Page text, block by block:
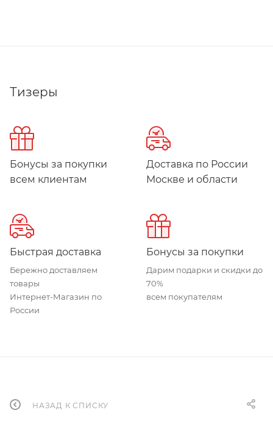
Тизеры
Бонусы за покупки
всем клиентам
Доставка по России
Москве и области
Быстрая доставка
Бережно доставляем
товары
Интернет-Магазин по
России
Бонусы за покупки
Дарим подарки и скидки до
70%
всем покупателям
НАЗАД К СПИСКУ